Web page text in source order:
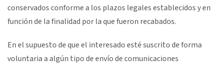
conservados conforme a los plazos legales establecidos y en
función de la finalidad por la que fueron recabados.
En el supuesto de que el interesado esté suscrito de forma
voluntaria a algún tipo de envío de comunicaciones